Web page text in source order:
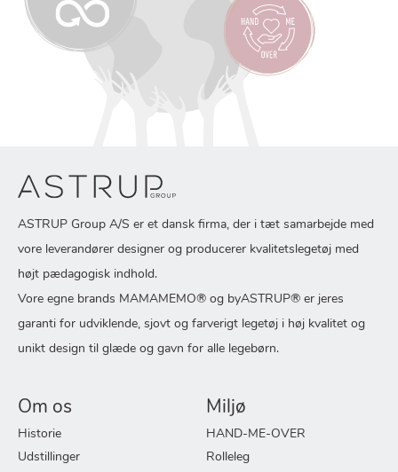
ASTRUP Group A/S er et dansk firma, der i tæt samarbejde med
vore leverandører designer og producerer kvalitetslegetøj med
højt pædagogisk indhold.
Vore egne brands MAMAMEMO® og byASTRUP® er jeres
garanti for udviklende, sjovt og farverigt legetøj i høj kvalitet og
unikt design til glæde og gavn for alle legebørn.
Om os
Historie
Udstillinger
Miljø
HAND-ME-OVER
Rolleleg